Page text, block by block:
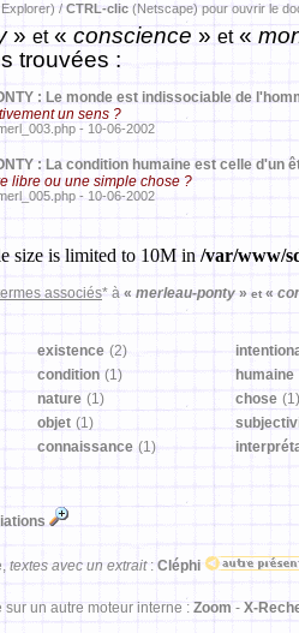
/ CTRL-clic (Netscape) pour ouvrir le
» et« conscience » et«
trouvées :
: Le monde est indissociable de
un sens ?
- 10-06-2002
: La condition humaine est celle d'un
libre ou une simple chose ?
- 10-06-2002
size is limited to 10M in /var/www/
associés* à « merleau-ponty » et «
existence (2)
condition (1)
humaine
nature (1) chose (1)
objet (1)
connaissance (1)
textes avec un extrait: Cléphi
un autre moteur interne : Zoom - X-